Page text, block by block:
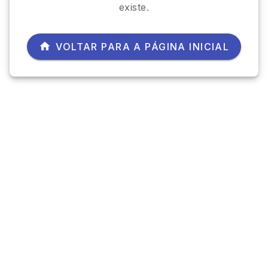
existe.
VOLTAR PARA A PÁGINA INICIAL